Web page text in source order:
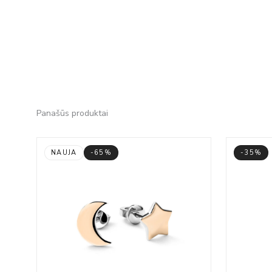
Panašūs produktai
NAUJA -65% -35%